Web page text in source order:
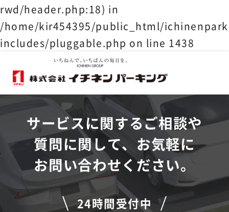
rwd/header.php:18) in
/home/kir454395/public_html/
includes/pluggable.php on line 1438
サービスに関するご相談や
質問に関して、お気軽に
お問い合わせください。
24時間受付中